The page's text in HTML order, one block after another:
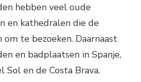
hebben veel oude
en kathedralen die de
te bezoeken. Daarnaast
en badplaatsen in Spanje,
Sol en de Costa Brava.